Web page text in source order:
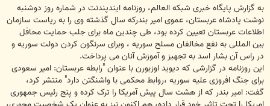
به گزارش پایگاه خبری شبکه العالم، روزنامه ایندپندنت در شماره روز دوشنبه
نوشت پادشاه عربستان، عموی امیر بندرکه سال گذشته وی را به ریاست سازمان
اطلاعات عربستان تعیین کرده بود، طی چندین ماه برای جلب حمایت محافل
بین المللی به نفع مخالفان مسلح سوریه ، وبرای سرنگون کردن دولت سوریه و
در راس آن بشار اسد به تجهیز و آموزش آنان می پرداخت.
این روزنامه در گزارشی که دیوید اوزبورن با عنوان "رابطه عربستان: امیر سعودی
برای جنگ افروزی علیه سوریه ،روابط محکمی با واشنگتن دارد" منتشر کرد،
گفت: امیر بندر که از هشت سال پیش آمریکا را ترک کرده و پنج رئیس جمهوری